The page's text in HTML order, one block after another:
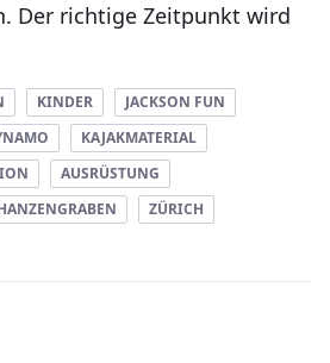
Der richtige Zeitpunkt wird
KINDER
JACKSON FUN
KAJAKMATERIAL
AUSRÜSTUNG
ZÜRICH